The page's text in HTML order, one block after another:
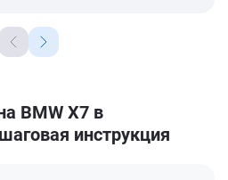
BMW X7 в
инструкция